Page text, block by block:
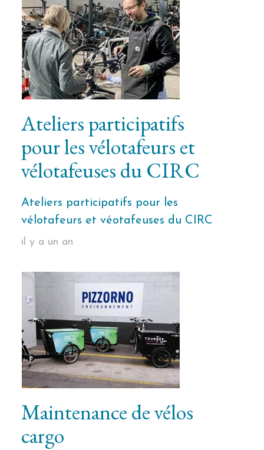
Ateliers participatifs
pour les vélotafeurs et
vélotafeuses du CIRC
Ateliers participatifs pour les
vélotafeurs et véotafeuses du CIRC
il y a un an
Maintenance de vélos
cargo